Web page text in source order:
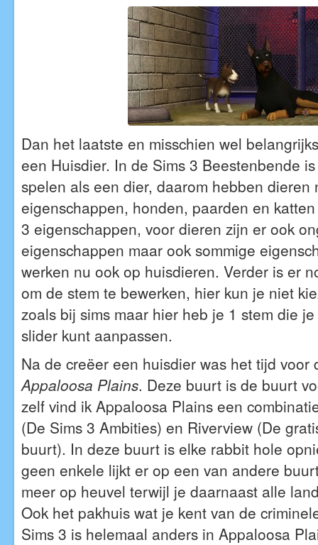
Dan het laatste en misschien wel
een Huisdier. In de Sims 3 Beestenbende
spelen als een dier, daarom hebben dieren
eigenschappen, honden, paarden en
3 eigenschappen, voor dieren zijn er ook
eigenschappen maar ook sommige
werken nu ook op huisdieren. Verder is er
om de stem te bewerken, hier kun je niet
zoals bij sims maar hier heb je 1 stem die
slider kunt aanpassen.
Na de creëer een huisdier was het tijd voor
Appaloosa Plains. Deze buurt is de buurt
zelf vind ik Appaloosa Plains een
(De Sims 3 Ambities) en Riverview (De
buurt). In deze buurt is elke rabbit hole
geen enkele lijkt er op een van andere
meer op heuvel terwijl je daarnaast alle
Ook het pakhuis wat je kent van de
Sims 3 is helemaal anders in Appaloosa